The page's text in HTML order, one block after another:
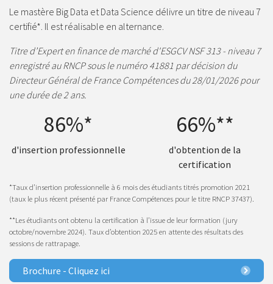
Le mastère Big Data et Data Science délivre un titre de niveau 7
certifié*. Il est réalisable en alternance.
Titre d’Expert en finance de marché d'ESGCV NSF 313 - niveau 7
enregistré au RNCP sous le numéro 41881 par décision du
Directeur Général de France Compétences du 28/01/2026 pour
une durée de 2 ans.
86%*
d'insertion professionnelle
66%**
d'obtention de la
certification
*Taux d’insertion professionnelle à 6 mois des étudiants titrés promotion 2021
(taux le plus récent présenté par France Compétences pour le titre RNCP 37437).
**Les étudiants ont obtenu la certification à l’issue de leur formation (jury
octobre/novembre 2024). Taux d’obtention 2025 en attente des résultats des
sessions de rattrapage.
Brochure - Cliquez ici